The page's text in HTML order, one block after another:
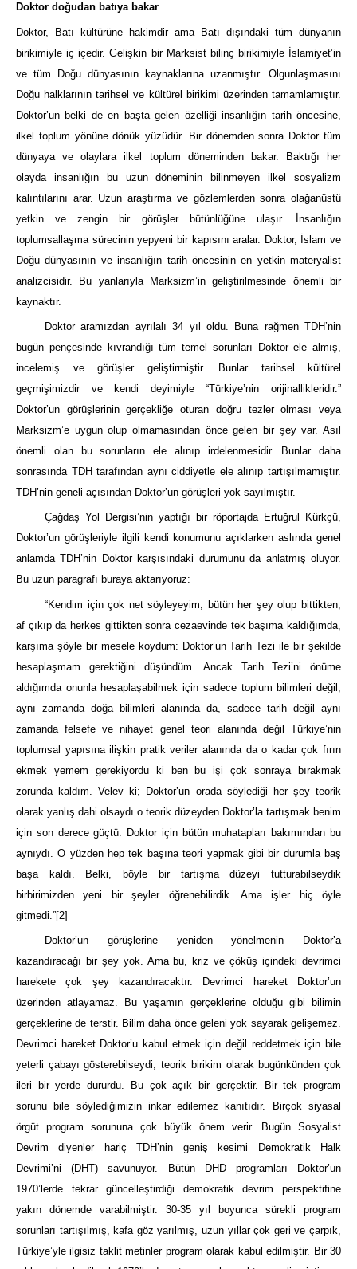
Doktor doğudan batıya bakar
Doktor, Batı kültürüne hakimdir ama Batı dışındaki tüm dünyanın
birikimiyle iç içedir. Gelişkin bir Marksist bilinç birikimiyle İslamiyet’in
ve tüm Doğu dünyasının kaynaklarına uzanmıştır. Olgunlaşmasını
Doğu halklarının tarihsel ve kültürel birikimi üzerinden tamamlamıştır.
Doktor’un belki de en başta gelen özelliği insanlığın tarih öncesine,
ilkel toplum yönüne dönük yüzüdür. Bir dönemden sonra Doktor tüm
dünyaya ve olaylara ilkel toplum döneminden bakar. Baktığı her
olayda insanlığın bu uzun döneminin bilinmeyen ilkel sosyalizm
kalıntılarını arar. Uzun araştırma ve gözlemlerden sonra olağanüstü
yetkin ve zengin bir görüşler bütünlüğüne ulaşır. İnsanlığın
toplumsallaşma sürecinin yepyeni bir kapısını aralar. Doktor, İslam ve
Doğu dünyasının ve insanlığın tarih öncesinin en yetkin materyalist
analizcisidir. Bu yanlarıyla Marksizm’in geliştirilmesinde önemli bir
kaynaktır.
Doktor aramızdan ayrılalı 34 yıl oldu. Buna rağmen TDH’nin
bugün pençesinde kıvrandığı tüm temel sorunları Doktor ele almış,
incelemiş ve görüşler geliştirmiştir. Bunlar tarihsel kültürel
geçmişimizdir ve kendi deyimiyle “Türkiye’nin orijinallikleridir.”
Doktor’un görüşlerinin gerçekliğe oturan doğru tezler olması veya
Marksizm’e uygun olup olmamasından önce gelen bir şey var. Asıl
önemli olan bu sorunların ele alınıp irdelenmesidir. Bunlar daha
sonrasında TDH tarafından aynı ciddiyetle ele alınıp tartışılmamıştır.
TDH’nin geneli açısından Doktor’un görüşleri yok sayılmıştır.
Çağdaş Yol Dergisi’nin yaptığı bir röportajda Ertuğrul Kürkçü,
Doktor’un görüşleriyle ilgili kendi konumunu açıklarken aslında genel
anlamda TDH’nin Doktor karşısındaki durumunu da anlatmış oluyor.
Bu uzun paragrafı buraya aktarıyoruz:
“Kendim için çok net söyleyeyim, bütün her şey olup bittikten,
af çıkıp da herkes gittikten sonra cezaevinde tek başıma kaldığımda,
karşıma şöyle bir mesele koydum: Doktor’un Tarih Tezi ile bir şekilde
hesaplaşmam gerektiğini düşündüm. Ancak Tarih Tezi’ni önüme
aldığımda onunla hesaplaşabilmek için sadece toplum bilimleri değil,
aynı zamanda doğa bilimleri alanında da, sadece tarih değil aynı
zamanda felsefe ve nihayet genel teori alanında değil Türkiye’nin
toplumsal yapısına ilişkin pratik veriler alanında da o kadar çok fırın
ekmek yemem gerekiyordu ki ben bu işi çok sonraya bırakmak
zorunda kaldım. Velev ki; Doktor’un orada söylediği her şey teorik
olarak yanlış dahi olsaydı o teorik düzeyden Doktor’la tartışmak benim
için son derece güçtü. Doktor için bütün muhatapları bakımından bu
aynıydı. O yüzden hep tek başına teori yapmak gibi bir durumla baş
başa kaldı. Belki, böyle bir tartışma düzeyi tutturabilseydik
birbirimizden yeni bir şeyler öğrenebilirdik. Ama işler hiç öyle
gitmedi.”[2]
Doktor’un görüşlerine yeniden yönelmenin Doktor’a
kazandıracağı bir şey yok. Ama bu, kriz ve çöküş içindeki devrimci
harekete çok şey kazandıracaktır. Devrimci hareket Doktor’un
üzerinden atlayamaz. Bu yaşamın gerçeklerine olduğu gibi bilimin
gerçeklerine de terstir. Bilim daha önce geleni yok sayarak gelişemez.
Devrimci hareket Doktor’u kabul etmek için değil reddetmek için bile
yeterli çabayı gösterebilseydi, teorik birikim olarak bugünkünden çok
ileri bir yerde dururdu. Bu çok açık bir gerçektir. Bir tek program
sorunu bile söylediğimizin inkar edilemez kanıtıdır. Birçok siyasal
örgüt program sorununa çok büyük önem verir. Bugün Sosyalist
Devrim diyenler hariç TDH’nin geniş kesimi Demokratik Halk
Devrimi’ni (DHT) savunuyor. Bütün DHD programları Doktor’un
1970’lerde tekrar güncelleştirdiği demokratik devrim perspektifine
yakın dönemde varabilmiştir. 30-35 yıl boyunca sürekli program
sorunları tartışılmış, kafa göz yarılmış, uzun yıllar çok geri ve çarpık,
Türkiye’yle ilgisiz taklit metinler program olarak kabul edilmiştir. Bir 30